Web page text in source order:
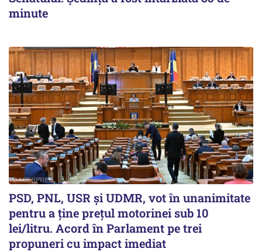
minute
PSD, PNL, USR şi UDMR, vot în unanimitate
pentru a ţine preţul motorinei sub 10
lei/litru. Acord în Parlament pe trei
propuneri cu impact imediat